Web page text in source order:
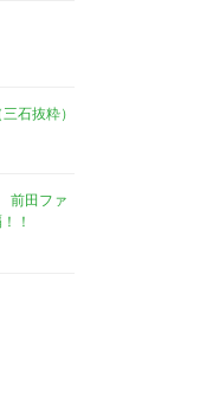
石抜粋）
前田ファ
！